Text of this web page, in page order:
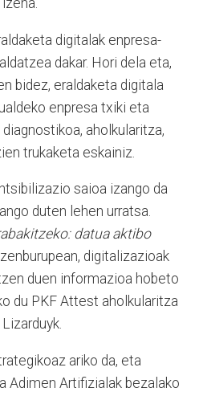
digitalak enpresa-
dakar. Hori dela eta,
bidez, eraldaketa digitala
enpresa txiki eta
aholkularitza,
trukaketa eskainiz.
saioa izango da
duten lehen urratsa.
datua aktibo
digitalizazioak
duen informazioa hobeto
du PKF Attest aholkularitza
ariko da, eta
Adimen Artifizialak bezalako